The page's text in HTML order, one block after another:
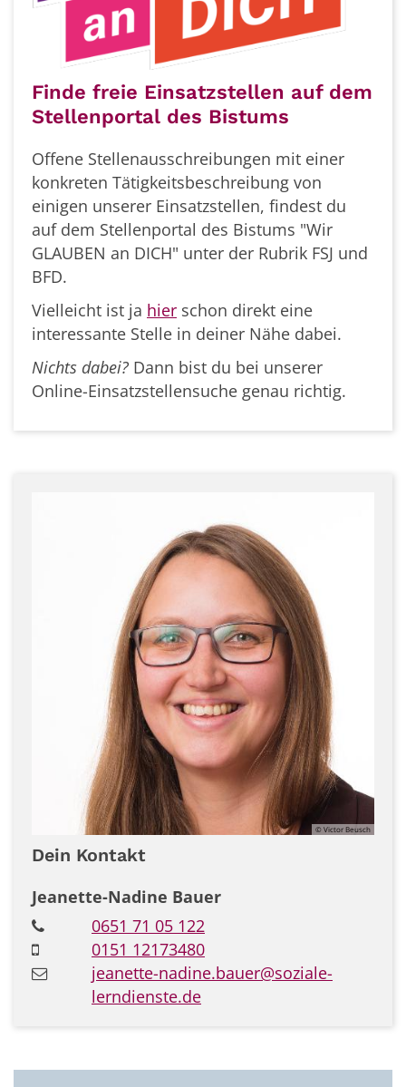
Finde freie Einsatzstellen auf dem
Stellenportal des Bistums
Offene Stellenausschreibungen mit einer
konkreten Tätigkeitsbeschreibung von
einigen unserer Einsatzstellen, findest du
auf dem Stellenportal des Bistums "Wir
GLAUBEN an DICH" unter der Rubrik FSJ und
BFD.
Vielleicht ist ja hier schon direkt eine
interessante Stelle in deiner Nähe dabei.
Nichts dabei? Dann bist du bei unserer
Online-Einsatzstellensuche genau richtig.
© Victor Beusch
Dein Kontakt
Jeanette-Nadine Bauer
0651 71 05 122
0151 12173480
jeanette-nadine.bauer@soziale-
lerndienste.de